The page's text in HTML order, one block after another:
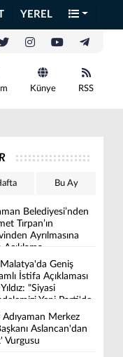
YEREL
Künye RSS
Bu Ay
Belediyesi’nden
Tırpan’ın
Ayrılmasına
Açıklama
Geniş
İstifa Açıklaması
Yıldız: "Siyasi
Yeni Parti'de
Adıyaman Merkez
Aslancan'dan
Vurgusu